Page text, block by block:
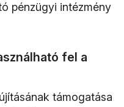
pénzügyi intézmény
fel a
támogatása